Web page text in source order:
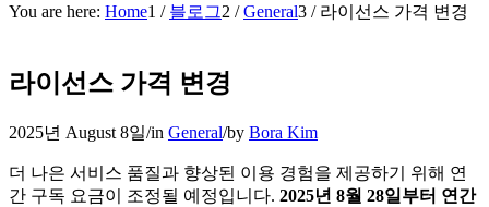
You are here: Home1 / 블로그2 / General3 / 라이선스 가격 변경
라이선스 가격 변경
2025년 August 8일/in General/by Bora Kim
더 나은 서비스 품질과 향상된 이용 경험을 제공하기 위해 연
간 구독 요금이 조정될 예정입니다. 2025년 8월 28일부터 연간